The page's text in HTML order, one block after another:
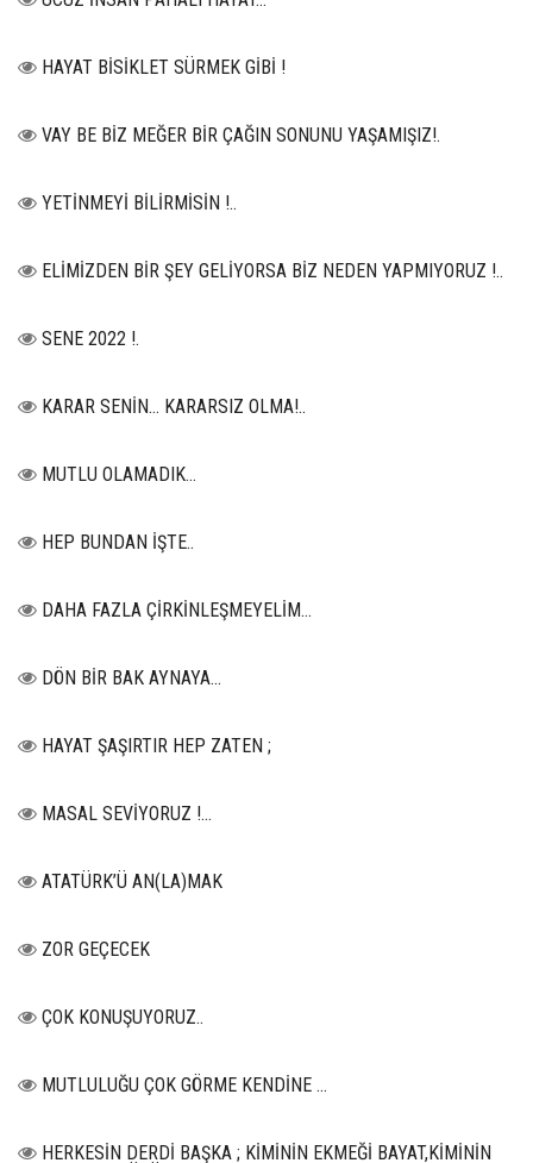
HAYAT BİSİKLET SÜRMEK GİBİ !
VAY BE BİZ MEĞER BİR ÇAĞIN SONUNU YAŞAMIŞIZ!.
YETİNMEYİ BİLİRMİSİN !..
ELİMİZDEN BİR ŞEY GELİYORSA BİZ NEDEN YAPMIYORUZ !..
SENE 2022 !.
KARAR SENİN… KARARSIZ OLMA!..
MUTLU OLAMADIK…
HEP BUNDAN İŞTE..
DAHA FAZLA ÇİRKİNLEŞMEYELİM…
DÖN BİR BAK AYNAYA...
HAYAT ŞAŞIRTIR HEP ZATEN ;
MASAL SEVİYORUZ !...
ATATÜRK’Ü AN(LA)MAK
ZOR GEÇECEK
ÇOK KONUŞUYORUZ..
MUTLULUĞU ÇOK GÖRME KENDİNE …
HERKESİN DERDİ BAŞKA ; KİMİNİN EKMEĞİ BAYAT,KİMİNİN